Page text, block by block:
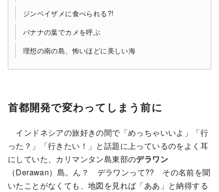
ジンベイザメに食べられる?!
バナナの葉でカメを呼ぶ
理想の南の島、怖いほどに美しい海
首都開発で変わってしまう前に
インドネシアの旅好きの間で「めっちゃいいよ」「行
った？」「行きたい！」と話題に上っているのをよく耳
にしていた、カリマンタン島東部のデラワン
（Derawan）島。ん？ デラワンって?? その名前を聞
いたことがなくても、地図を見れば「ああ」と納得する